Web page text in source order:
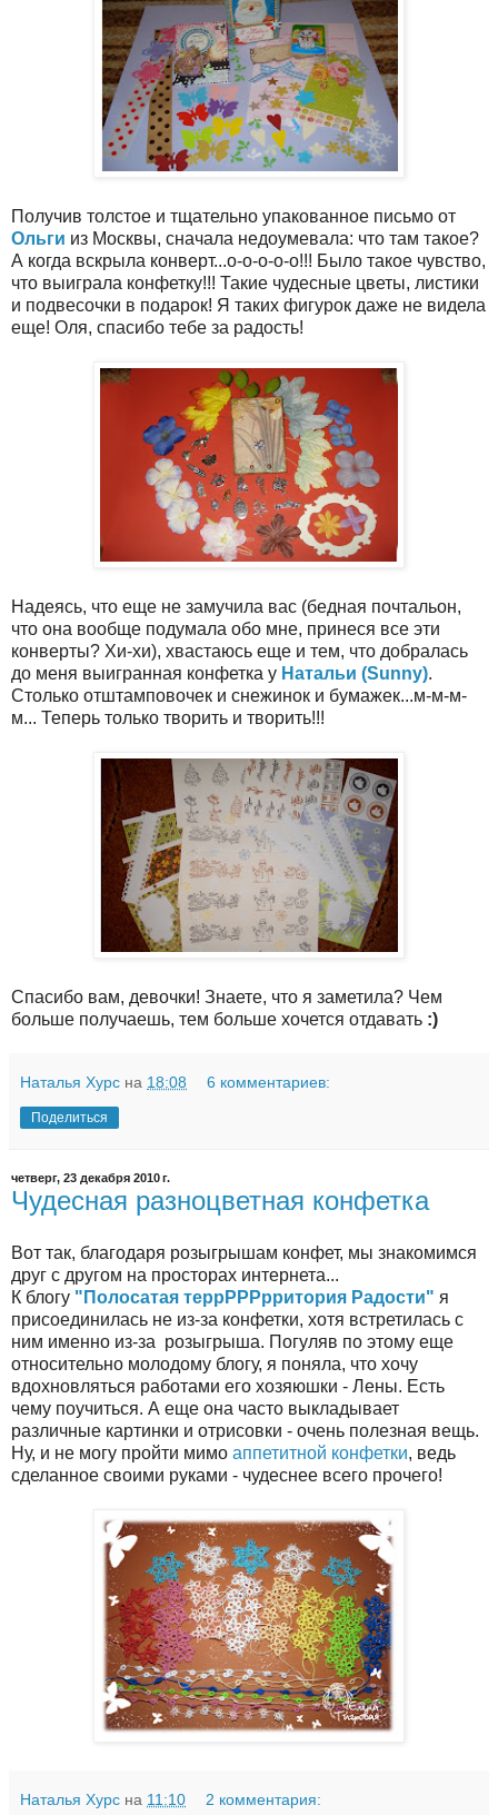
Получив толстое и тщательно упакованное письмо от
Ольги из Москвы, сначала недоумевала: что там такое?
А когда вскрыла конверт...о-о-о-о-о!!! Было такое чувство,
что выиграла конфетку!!! Такие чудесные цветы, листики
и подвесочки в подарок! Я таких фигурок даже не видела
еще! Оля, спасибо тебе за радость!
Надеясь, что еще не замучила вас (бедная почтальон,
что она вообще подумала обо мне, принеся все эти
конверты? Хи-хи), хвастаюсь еще и тем, что добралась
до меня выигранная конфетка у Натальи (Sunny).
Столько отштамповочек и снежинок и бумажек...м-м-м-
м... Теперь только творить и творить!!!
Спасибо вам, девочки! Знаете, что я заметила? Чем
больше получаешь, тем больше хочется отдавать :)
Наталья Хурс на 18:08 6 комментариев:
Поделиться
четверг, 23 декабря 2010 г.
Чудесная разноцветная конфетка
Вот так, благодаря розыгрышам конфет, мы знакомимся
друг с другом на просторах интернета...
К блогу "Полосатая террРРРрритория Радости" я
присоединилась не из-за конфетки, хотя встретилась с
ним именно из-за розыгрыша. Погуляв по этому еще
относительно молодому блогу, я поняла, что хочу
вдохновляться работами его хозяюшки - Лены. Есть
чему поучиться. А еще она часто выкладывает
различные картинки и отрисовки - очень полезная вещь.
Ну, и не могу пройти мимо аппетитной конфетки, ведь
сделанное своими руками - чудеснее всего прочего!
Наталья Хурс на 11:10 2 комментария: